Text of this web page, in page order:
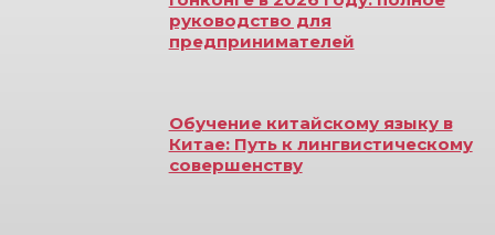
руководство для
предпринимателей
Обучение китайскому языку в
Китае: Путь к лингвистическому
совершенству